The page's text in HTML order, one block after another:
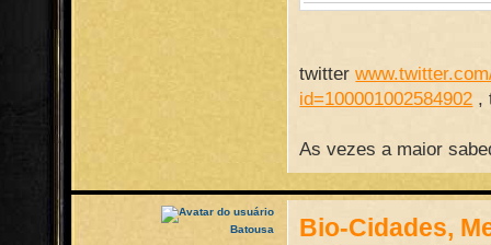
twitter
id=100001002584902 ,
As vezes a maior
Bio-Cidades,
Batousa